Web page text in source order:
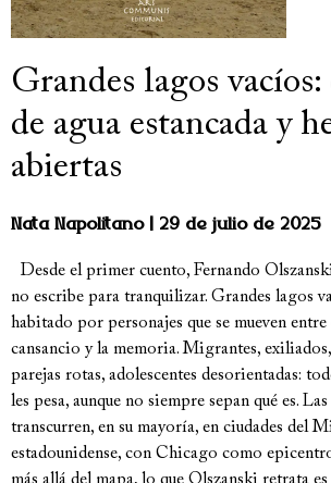
Grandes lagos vacíos:
de agua estancada y
abiertas
Nata Napolitano 29 de julio de 2025
Desde el primer cuento, Fernando
no escribe para tranquilizar. Grandes lagos
habitado por personajes que se mueven
cansancio y la memoria. Migrantes,
parejas rotas, adolescentes desorientadas:
les pesa, aunque no siempre sepan qué es.
transcurren, en su mayoría, en ciudades del
estadounidense, con Chicago como